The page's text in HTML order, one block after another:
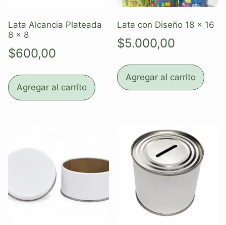
Lata Alcancia Plateada
8 x 8
$600,00
Agregar al carrito
Lata con Diseño 18 x 16
$5.000,00
Agregar al carrito